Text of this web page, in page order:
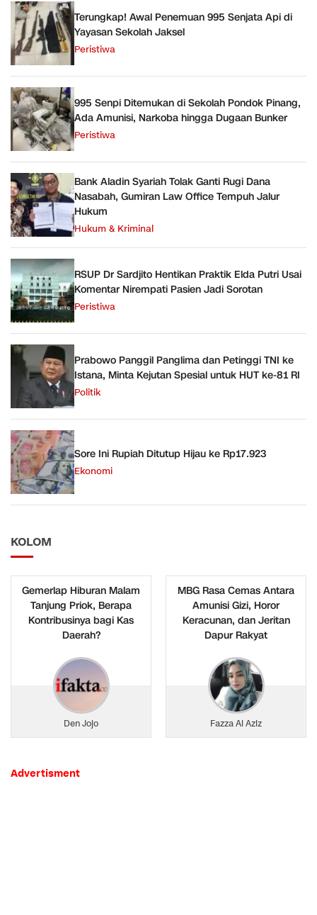
Terungkap! Awal Penemuan 995 Senjata Api di
Yayasan Sekolah Jaksel
Peristiwa
995 Senpi Ditemukan di Sekolah Pondok Pinang,
Ada Amunisi, Narkoba hingga Dugaan Bunker
Peristiwa
Bank Aladin Syariah Tolak Ganti Rugi Dana
Nasabah, Gumiran Law Office Tempuh Jalur
Hukum
Hukum & Kriminal
RSUP Dr Sardjito Hentikan Praktik Elda Putri Usai
Komentar Nirempati Pasien Jadi Sorotan
Peristiwa
Prabowo Panggil Panglima dan Petinggi TNI ke
Istana, Minta Kejutan Spesial untuk HUT ke-81 RI
Politik
Sore Ini Rupiah Ditutup Hijau ke Rp17.923
Ekonomi
KOLOM
Gemerlap Hiburan Malam
Tanjung Priok, Berapa
Kontribusinya bagi Kas
Daerah?
Den Jojo
MBG Rasa Cemas Antara
Amunisi Gizi, Horor
Keracunan, dan Jeritan
Dapur Rakyat
Fazza Al Aziz
Advertisment